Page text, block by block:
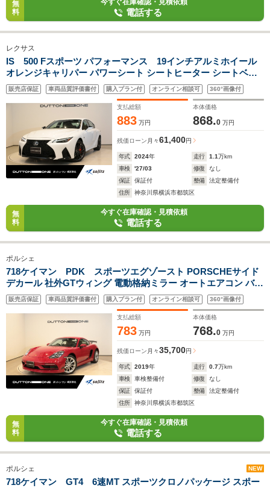
無
料
今すぐ在庫確認・見積依頼
電話する
レクサス
IS 500 Fスポーツ パフォーマンス 19インチアルミホイール
オレンジキャリパー パワーシート シートヒーター シートベン
チレーション ステアリングヒーター サラウンドビューカメラ
トランクスポイラー LEDヘッドライト 純正ナビゲーション
販売店保証 車両品質評価書付 購入プラン付 オンライン相談可 360°画像付
支払総額
883 万円
本体価格
868.0 万円
残価ローン 月々61,400円
年式 2024年 走行 1.1万km
車検
'27/03 修復
なし
保証
保証付 整備
法定整備付
住所
神奈川県横浜市都筑区
無
料
今すぐ在庫確認・見積依頼
電話する
ポルシェ
718ケイマン PDK スポーツエグゾースト PORSCHEサイド
デカール 社外GTウィング 電動格納ミラー オートエアコン バッ
クカメラ PDLSプラス ハーフレザーシート ETC車載器 純正ナ
ビゲーション カーマインレッド ブラックインテリア
販売店保証 車両品質評価書付 購入プラン付 オンライン相談可 360°画像付
支払総額
783 万円
本体価格
768.0 万円
残価ローン 月々35,700円
年式 2019年 走行 0.7万km
車検
車検整備付 修復
なし
保証
保証付 整備
法定整備付
住所
神奈川県横浜市都筑区
無
料
今すぐ在庫確認・見積依頼
電話する
ポルシェ NEW
718ケイマン GT4 6速MT スポーツクロノパッケージ スポー